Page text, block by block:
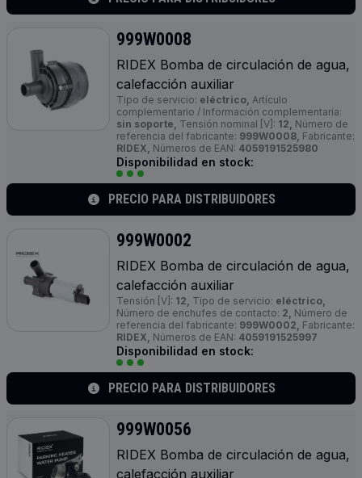
999W0008
RIDEX Bomba de circulación de agua,
calefacción auxiliar
Tipo de servicio: eléctrico, Artículo
complementario / Información complementaria:
sin soporte, Tensión nominal [V]: 12, Número de
referencia del fabricante: 999W0008, Fabricante:
RIDEX, Números de EAN: 4059191525980
Disponibilidad en stock:
PRECIO PARA DISTRIBUIDORES
999W0002
RIDEX Bomba de circulación de agua,
calefacción auxiliar
Tensión [V]: 12, Tipo de servicio: eléctrico,
Número de enchufes de contacto: 2, Número de
referencia del fabricante: 999W0002, Fabricante:
RIDEX, Números de EAN: 4059191525997
Disponibilidad en stock:
PRECIO PARA DISTRIBUIDORES
999W0056
RIDEX Bomba de circulación de agua,
calefacción auxiliar